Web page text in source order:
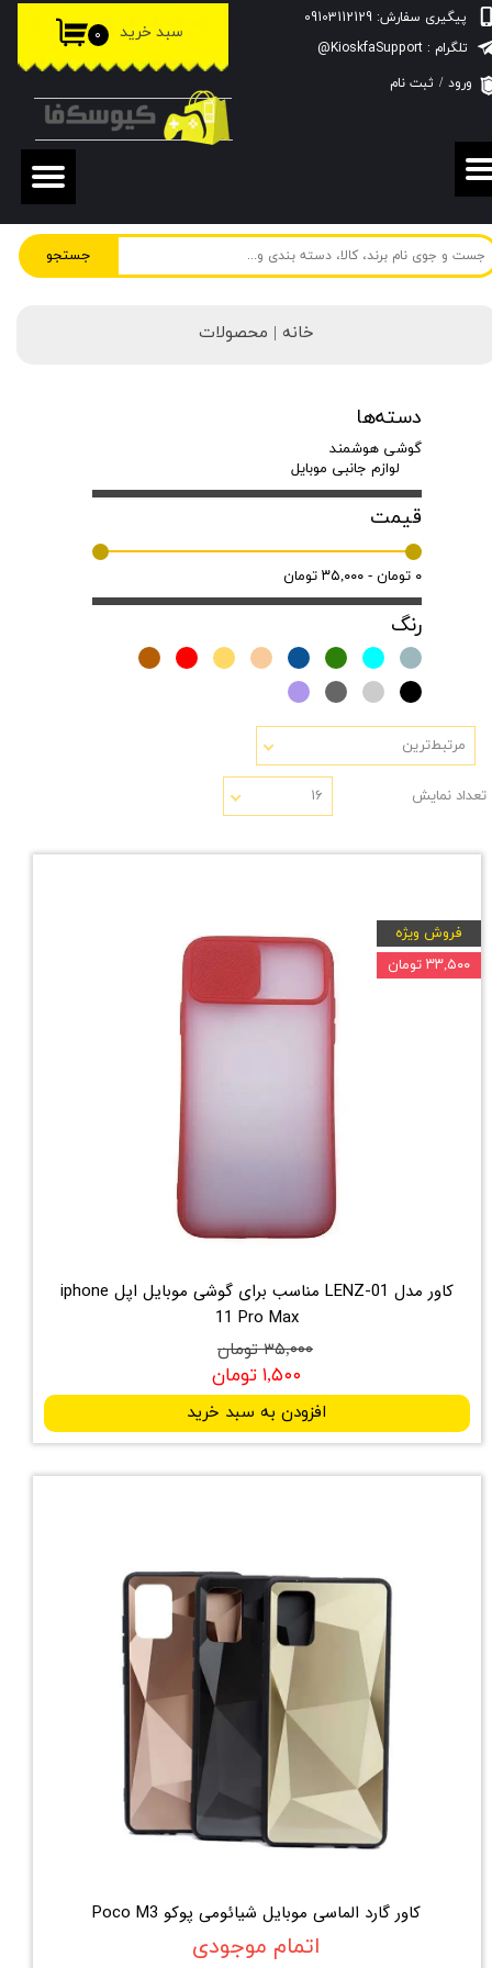
جستجو
پیگیری سفارش: 09103112129
۰ سبد خرید
ورود / ثبت نام
حساب کاربری من
تغییر گذر واژه
سفارشات
خروج از حساب کاربری
تلگرام : KioskfaSupport@
خانه | محصولات
دسته‌ها
گوشی هوشمند
لوازم جانبی موبایل
قیمت
۰ تومان - ۳۵,۰۰۰ تومان
رنگ
مرتبط‌ترین
تعداد نمایش ۱۶
کاور مدل LENZ-01 مناسب برای گوشی موبایل اپل iphone
11 Pro Max
۳۵,۰۰۰ تومان
۱,۵۰۰ تومان
افزودن به سبد خرید
فروش ویژه
۳۳,۵۰۰ تومان
کاور گارد الماسی موبایل شیائومی پوکو Poco M3
اتمام موجودی